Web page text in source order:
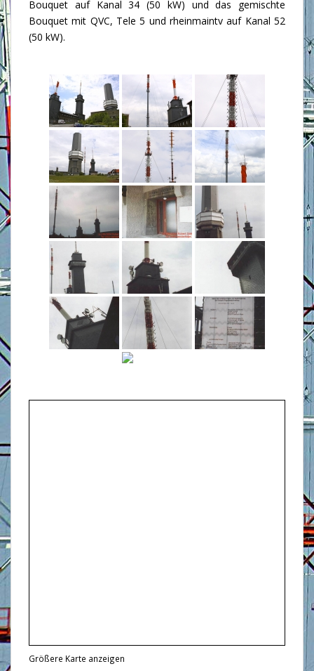
Bouquet auf Kanal 34 (50 kW) und das gemischte
Bouquet mit QVC, Tele 5 und rheinmaintv auf Kanal 52
(50 kW).
Größere Karte anzeigen